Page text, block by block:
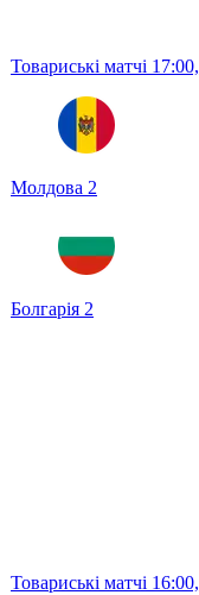
Товариські матчі 17:00,
Молдова 2
Болгарія 2
Товариські матчі 16:00,